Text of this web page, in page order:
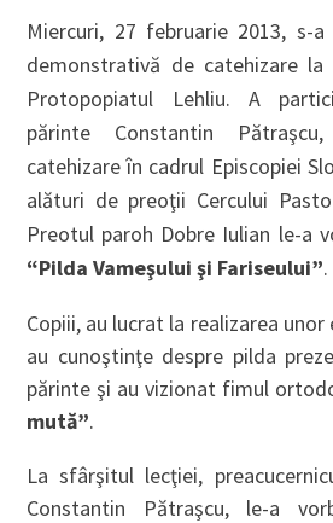
Miercuri, 27 februarie 2013, s-
demonstrativă de catehizare la
Protopopiatul Lehliu. A
părinte Constantin
catehizare în cadrul Episcopiei
alături de preoţii Cercului
Preotul paroh Dobre Iulian le-a
“Pilda Vameşului şi Fariseului”.
Copiii, au lucrat la realizarea
au cunoştinţe despre pilda
părinte şi au vizionat fimul
mută”.
La sfârşitul lecţiei,
Constantin Pătraşcu, le-a